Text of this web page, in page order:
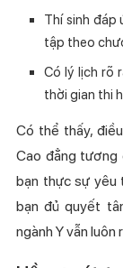
Thí sinh đáp
tập theo
Có lý lịch rõ
thời gian thi
Có thể thấy,
Cao đẳng tương
bạn thực sự yêu
bạn đủ quyết
ngành Y vẫn luôn